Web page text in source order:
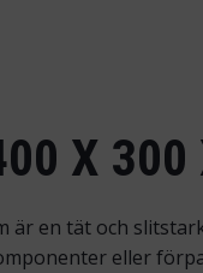
X
är en tät och
eller